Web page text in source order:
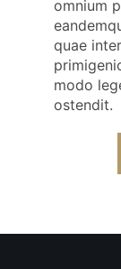
omnium
quae
modo
ostendit.